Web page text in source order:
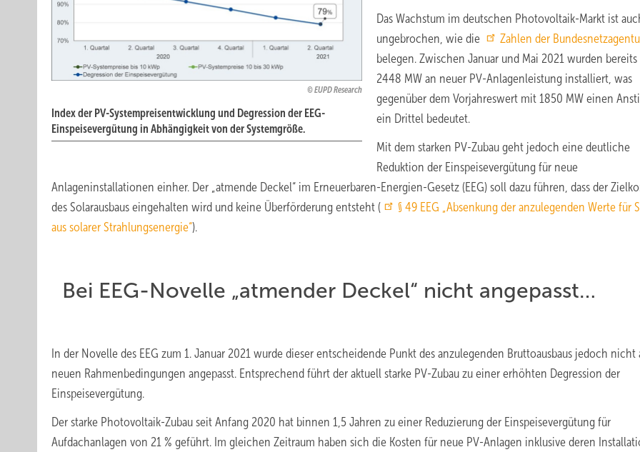
EUPD Research
Index der PV-Systempreisentwicklung und Degression der EEG-
Einspeisevergütung in Abhängigkeit von der Systemgröße.
Das Wachstum im deutschen Photovoltaik-Markt ist
ungebrochen, wie die
Zahlen der
belegen. Zwischen Januar und Mai 2021 wurden bereits
2448 MW an neuer PV-Anlagenleistung installiert, was
gegenüber dem Vorjahreswert mit 1850 MW einen
ein Drittel bedeutet.
Mit dem starken PV-Zubau geht jedoch eine deutliche
Reduktion der Einspeisevergütung für neue
Anlageninstallationen einher. Der „atmende Deckel“ im Erneuerbaren-Energien-Gesetz (EEG) soll dazu führen, dass der
des Solarausbaus eingehalten wird und keine Überförderung entsteht (
§ 49 EEG „Absenkung der anzulegenden Werte für
aus solarer Strahlungsenergie“).
Bei EEG-Novelle „atmender Deckel“ nicht angepasst…
In der Novelle des EEG zum 1. Januar 2021 wurde dieser entscheidende Punkt des anzulegenden Bruttoausbaus jedoch nicht
neuen Rahmenbedingungen angepasst. Entsprechend führt der aktuell starke PV-Zubau zu einer erhöhten Degression der
Einspeisevergütung.
Der starke Photovoltaik-Zubau seit Anfang 2020 hat binnen 1,5 Jahren zu einer Reduzierung der Einspeisevergütung für
Aufdachanlagen von 21 % geführt. Im gleichen Zeitraum haben sich die Kosten für neue PV-Anlagen inklusive deren